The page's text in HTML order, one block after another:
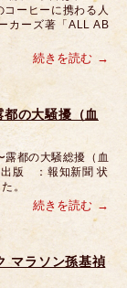
ーヒーに携わる人
カーズ著「ALL AB
続きを読む
の大騒擾（血
都の大騒総擾（血
版 ：報知新聞 状
。
続きを読む
マラソン孫基禎